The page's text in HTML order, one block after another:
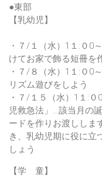
●東部
【乳幼児】
・７/１（水）1１:０0
けてお家で飾る短冊を
・７/８（水）1１:０0
リズム遊びをしよう
・７/１５（水）1１:
児救急法」…該当月の
ードを作りお渡ししま
き、乳幼児期に役に立
しょう
【学 童】